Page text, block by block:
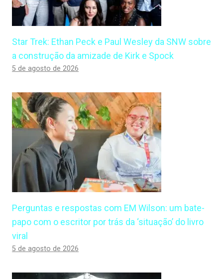
Star Trek: Ethan Peck e Paul Wesley da SNW sobre
a construção da amizade de Kirk e Spock
5 de agosto de 2026
Perguntas e respostas com EM Wilson: um bate-
papo com o escritor por trás da ‘situação’ do livro
viral
5 de agosto de 2026